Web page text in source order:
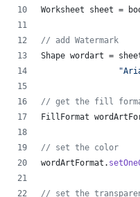
Worksheet
sheet =
// add Watermark
Shape wordart =
// get the fill
FillFormat
// set the color
wordArtFormat .
// set the